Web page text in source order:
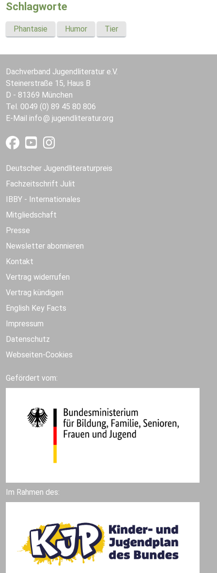
Schlagworte
Phantasie Humor Tier
Dachverband Jugendliteratur e.V.
Steinerstraße 15, Haus B
D - 81369 München
Tel. 0049 (0) 89 45 80 806
E-Mail info jugendliteratur.org
Deutscher Jugendliteraturpreis
Fachzeitschrift Julit
IBBY - Internationales
Mitgliedschaft
Presse
Newsletter abonnieren
Kontakt
Vertrag widerrufen
Vertrag kündigen
English Key Facts
Impressum
Datenschutz
Webseiten-Cookies
Gefördert vom:
Im Rahmen des: